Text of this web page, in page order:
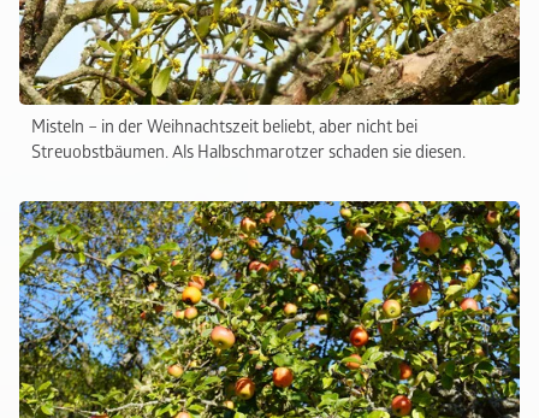
Misteln – in der Weihnachtszeit beliebt, aber nicht bei
Streuobstbäumen. Als Halbschmarotzer schaden sie diesen.